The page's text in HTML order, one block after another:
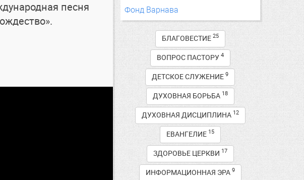
песня
Фонд Варнава
БЛАГОВЕСТИЕ 25
ВОПРОС ПАСТОРУ 4
ДЕТСКОЕ СЛУЖЕНИЕ9
ДУХОВНАЯ БОРЬБА 18
ДУХОВНАЯ ДИСЦИПЛИНА 12
ЕВАНГЕЛИЕ 15
ЗДОРОВЬЕ ЦЕРКВИ 17
ИНФОРМАЦИОННАЯ ЭРА 9